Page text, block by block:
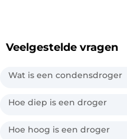
Veelgestelde vragen
Wat is een condensdroger
Hoe diep is een droger
Hoe hoog is een droger